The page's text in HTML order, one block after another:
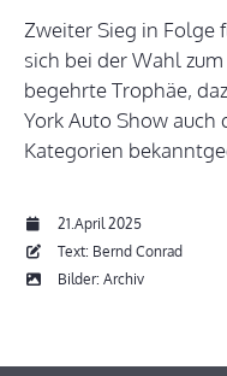
Zweiter Sieg in Folge
sich bei der Wahl
begehrte Trophäe,
York Auto Show auch
Kategorien
21.April 2025
Text: Bernd Conrad
Bilder: Archiv